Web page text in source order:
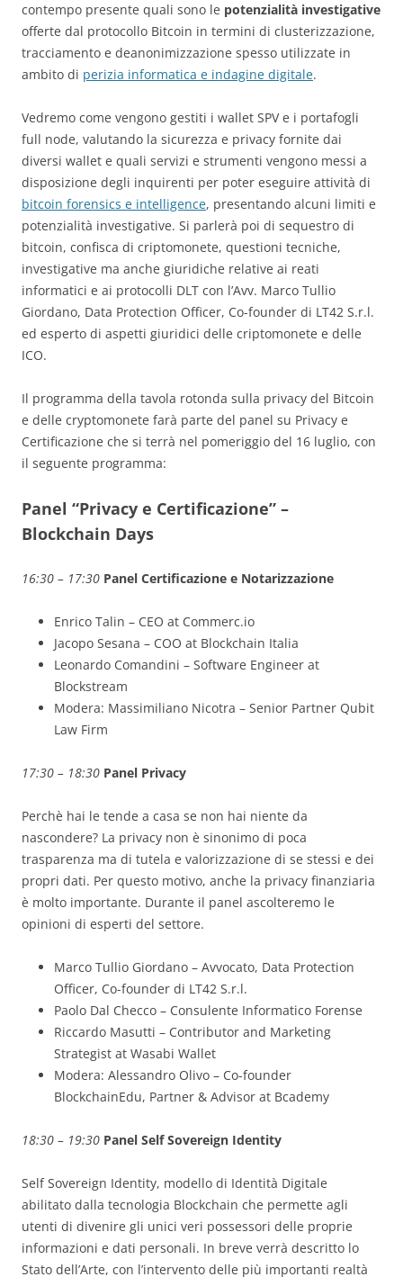
contempo presente quali sono le potenzialità investigative
offerte dal protocollo Bitcoin in termini di clusterizzazione,
tracciamento e deanonimizzazione spesso utilizzate in
ambito di perizia informatica e indagine digitale.
Vedremo come vengono gestiti i wallet SPV e i portafogli
full node, valutando la sicurezza e privacy fornite dai
diversi wallet e quali servizi e strumenti vengono messi a
disposizione degli inquirenti per poter eseguire attività di
bitcoin forensics e intelligence, presentando alcuni limiti e
potenzialità investigative. Si parlerà poi di sequestro di
bitcoin, confisca di criptomonete, questioni tecniche,
investigative ma anche giuridiche relative ai reati
informatici e ai protocolli DLT con l’Avv. Marco Tullio
Giordano, Data Protection Officer, Co-founder di LT42 S.r.l.
ed esperto di aspetti giuridici delle criptomonete e delle
ICO.
Il programma della tavola rotonda sulla privacy del Bitcoin
e delle cryptomonete farà parte del panel su Privacy e
Certificazione che si terrà nel pomeriggio del 16 luglio, con
il seguente programma:
Panel “Privacy e Certificazione” –
Blockchain Days
16:30 – 17:30 Panel Certificazione e Notarizzazione
Enrico Talin – CEO at Commerc.io
Jacopo Sesana – COO at Blockchain Italia
Leonardo Comandini – Software Engineer at
Blockstream
Modera: Massimiliano Nicotra – Senior Partner Qubit
Law Firm
17:30 – 18:30 Panel Privacy
Perchè hai le tende a casa se non hai niente da
nascondere? La privacy non è sinonimo di poca
trasparenza ma di tutela e valorizzazione di se stessi e dei
propri dati. Per questo motivo, anche la privacy finanziaria
è molto importante. Durante il panel ascolteremo le
opinioni di esperti del settore.
Marco Tullio Giordano – Avvocato, Data Protection
Officer, Co-founder di LT42 S.r.l.
Paolo Dal Checco – Consulente Informatico Forense
Riccardo Masutti – Contributor and Marketing
Strategist at Wasabi Wallet
Modera: Alessandro Olivo – Co-founder
BlockchainEdu, Partner & Advisor at Bcademy
18:30 – 19:30 Panel Self Sovereign Identity
Self Sovereign Identity, modello di Identità Digitale
abilitato dalla tecnologia Blockchain che permette agli
utenti di divenire gli unici veri possessori delle proprie
informazioni e dati personali. In breve verrà descritto lo
Stato dell’Arte, con l’intervento delle più importanti realtà